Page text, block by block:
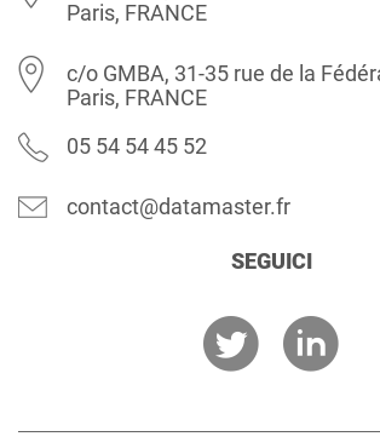
Paris, FRANCE
c/o GMBA, 31-35 rue de la
Paris, FRANCE
05 54 54 45 52
contact@datamaster.fr
SEGUICI